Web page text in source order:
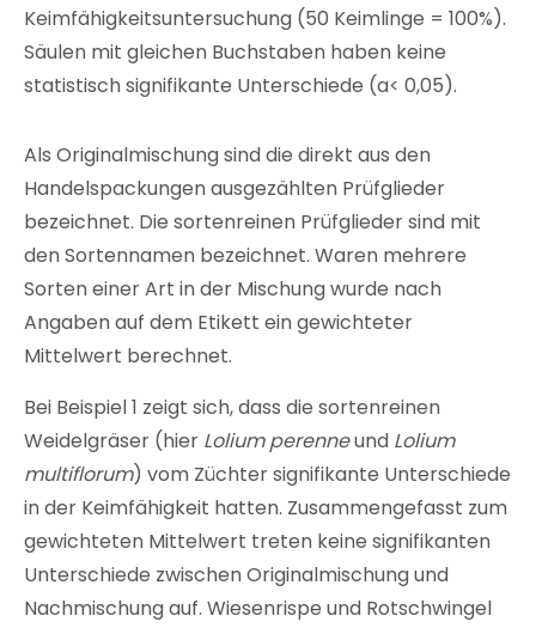
Keimfähigkeitsuntersuchung (50 Keimlinge = 100%).
Säulen mit gleichen Buchstaben haben keine
statistisch signifikante Unterschiede (a< 0,05).
Als Originalmischung sind die direkt aus den
Handelspackungen ausgezählten Prüfglieder
bezeichnet. Die sortenreinen Prüfglieder sind mit
den Sortennamen bezeichnet. Waren mehrere
Sorten einer Art in der Mischung wurde nach
Angaben auf dem Etikett ein gewichteter
Mittelwert berechnet.
Bei Beispiel 1 zeigt sich, dass die sortenreinen
Weidelgräser (hier Lolium perenneund Lolium
multiflorum) vom Züchter signifikante Unterschiede
in der Keimfähigkeit hatten. Zusammengefasst zum
gewichteten Mittelwert treten keine signifikanten
Unterschiede zwischen Originalmischung und
Nachmischung auf. Wiesenrispe und Rotschwingel